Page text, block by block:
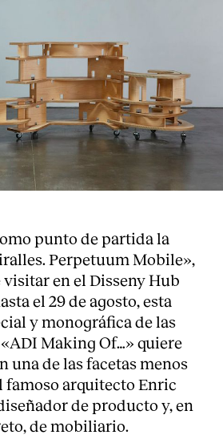
punto de partida la
Perpetuum Mobile»,
visitar en el Disseny Hub
el 29 de agosto, esta
y monográfica de las
Making Of…» quiere
una de las facetas menos
famoso arquitecto Enric
de producto y, en
de mobiliario.